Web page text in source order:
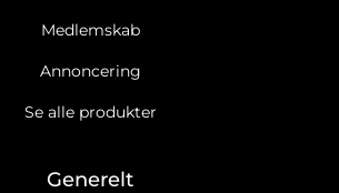
Medlemskab
Annoncering
Se alle produkter
Generelt